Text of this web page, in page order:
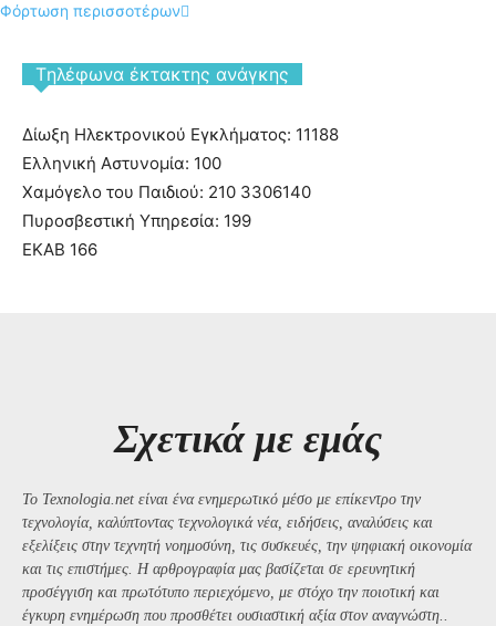
Φόρτωση περισσοτέρων
Tηλέφωνα έκτακτης ανάγκης
Δίωξη Ηλεκτρονικού Εγκλήματος: 11188
Ελληνική Αστυνομία: 100
Χαμόγελο του Παιδιού: 210 3306140
Πυροσβεστική Υπηρεσία: 199
ΕΚΑΒ 166
Σχετικά με εμάς
Το Texnologia.net είναι ένα ενημερωτικό μέσο με επίκεντρο την
τεχνολογία, καλύπτοντας τεχνολογικά νέα, ειδήσεις, αναλύσεις και
εξελίξεις στην τεχνητή νοημοσύνη, τις συσκευές, την ψηφιακή οικονομία
και τις επιστήμες. Η αρθρογραφία μας βασίζεται σε ερευνητική
προσέγγιση και πρωτότυπο περιεχόμενο, με στόχο την ποιοτική και
έγκυρη ενημέρωση που προσθέτει ουσιαστική αξία στον αναγνώστη..